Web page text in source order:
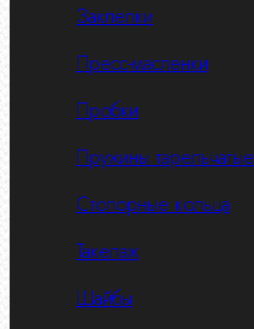
Заклепки
Пресс-масленки
Пробки
Пружины тарельчатые
Стопорные кольца
Такелаж
Шайбы